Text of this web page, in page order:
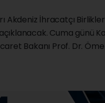
Akdeniz İhracatçı
Cuma günü
Bakanı Prof. Dr.